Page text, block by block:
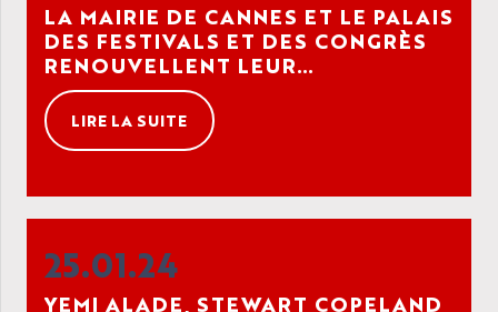
LA MAIRIE DE CANNES ET LE PALAIS
DES FESTIVALS ET DES CONGRÈS
RENOUVELLENT LEUR
PARTENARIAT HISTORIQUE AVEC
RX FRANCE
LIRE LA SUITE
25.01.24
YEMI ALADE, STEWART COPELAND